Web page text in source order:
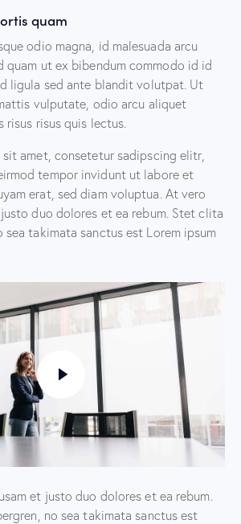
quam
odio magna, id malesuada arcu
quam ut ex bibendum commodo id id
ligula sed ante blandit volutpat. Ut
vulputate, odio arcu aliquet
risus risus quis lectus.
sit amet, consetetur sadipscing elitr,
tempor invidunt ut labore et
erat, sed diam voluptua. At vero
duo dolores et ea rebum. Stet clita
sea takimata sanctus est Lorem ipsum
et justo duo dolores et ea rebum.
no sea takimata sanctus est